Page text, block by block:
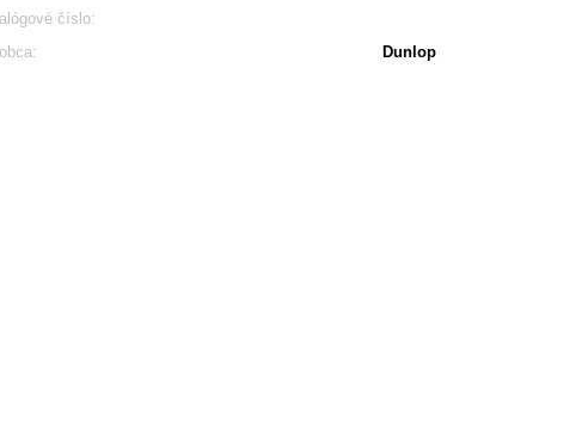
číslo:
Dunlop